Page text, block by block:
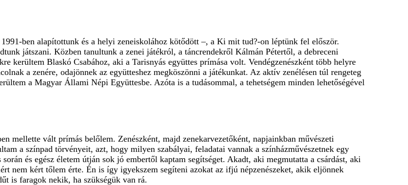
ben alapítottunk és a helyi zeneiskolához kötődött –, a Ki mit tud?-on léptünk fel először.
játszani. Közben tanultunk a zenei játékról, a táncrendekről Kálmán Pétertől, a debreceni
kerültem Blaskó Csabához, aki a Tarisnyás együttes prímása volt. Vendégzenészként több helyre
a zenére, odajönnek az együtteshez megköszönni a játékunkat. Az aktív zenélésen túl rengeteg
a Magyar Állami Népi Együttesbe. Azóta is a tudásommal, a tehetségem minden lehetőségével
mellette vált prímás belőlem. Zenészként, majd zenekarvezetőként, napjainkban művészeti
a színpad törvényeit, azt, hogy milyen szabályai, feladatai vannak a színházművészetnek egy
és egész életem útján sok jó embertől kaptam segítséget. Akadt, aki megmutatta a csárdást, aki
nem kért tőlem érte. Én is így igyekszem segíteni azokat az ifjú népzenészeket, akik eljönnek
is faragok nekik, ha szükségük van rá.